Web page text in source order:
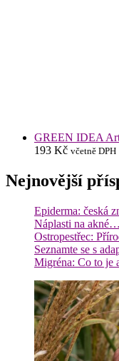
GREEN IDEA
193 Kč včetně DPH
Nejnovější
Epiderma: česká
Náplasti na
Ostropestřec:
Seznamte se s
Migréna: Co to je